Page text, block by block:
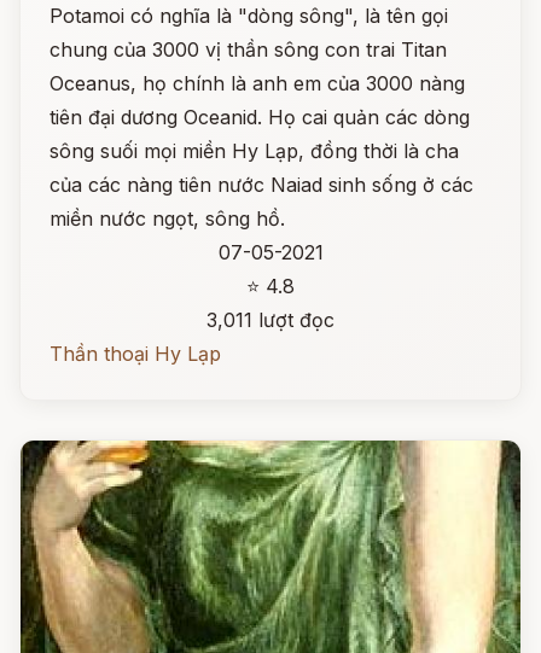
Potamoi có nghĩa là "dòng sông", là tên gọi
chung của 3000 vị thần sông con trai Titan
Oceanus, họ chính là anh em của 3000 nàng
tiên đại dương Oceanid. Họ cai quản các dòng
sông suối mọi miền Hy Lạp, đồng thời là cha
của các nàng tiên nước Naiad sinh sống ở các
miền nước ngọt, sông hồ.
07-05-2021
⭐ 4.8
3,011 lượt đọc
Thần thoại Hy Lạp